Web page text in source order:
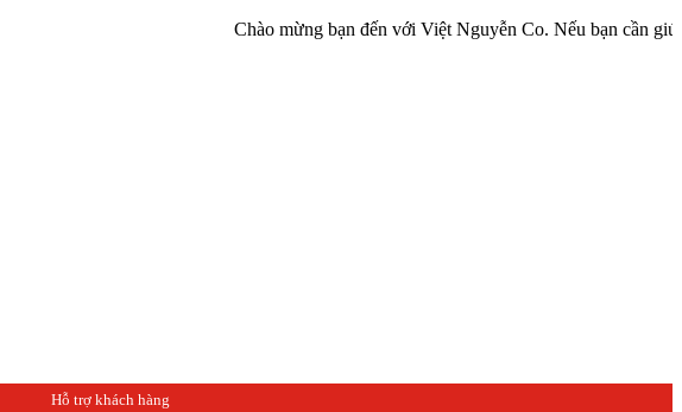
Chào mừng bạn đến với Việt Nguyễn Co. Nếu bạn cần giúp đỡ
Hỗ trợ khách hàng